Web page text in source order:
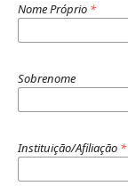
Nome Próprio *
Sobrenome
Instituição/Afiliação *